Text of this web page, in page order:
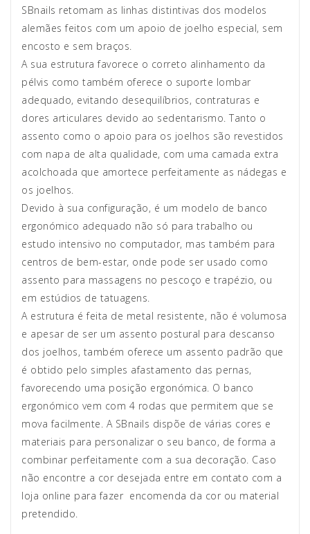
SBnails retomam as linhas distintivas dos modelos
alemães feitos com um apoio de joelho especial, sem
encosto e sem braços.
A sua estrutura favorece o correto alinhamento da
pélvis como também oferece o suporte lombar
adequado, evitando desequilíbrios, contraturas e
dores articulares devido ao sedentarismo. Tanto o
assento como o apoio para os joelhos são revestidos
com napa de alta qualidade, com uma camada extra
acolchoada que amortece perfeitamente as nádegas e
os joelhos.
Devido à sua configuração, é um modelo de banco
ergonómico adequado não só para trabalho ou
estudo intensivo no computador, mas também para
centros de bem-estar, onde pode ser usado como
assento para massagens no pescoço e trapézio, ou
em estúdios de tatuagens.
A estrutura é feita de metal resistente, não é volumosa
e apesar de ser um assento postural para descanso
dos joelhos, também oferece um assento padrão que
é obtido pelo simples afastamento das pernas,
favorecendo uma posição ergonómica. O banco
ergonómico vem com 4 rodas que permitem que se
mova facilmente. A SBnails dispõe de várias cores e
materiais para personalizar o seu banco, de forma a
combinar perfeitamente com a sua decoração. Caso
não encontre a cor desejada entre em contato com a
loja online para fazer encomenda da cor ou material
pretendido.